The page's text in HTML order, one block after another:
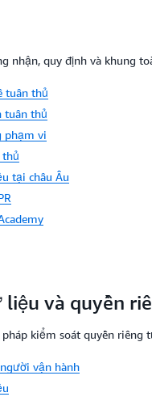
nhận, quy định và khung
tuân thủ
tuân thủ
phạm vi
thủ
tại châu Âu
liệu và quyền
kiểm soát quyền riêng
vận hành